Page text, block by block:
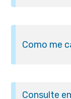
Como me
Consulte